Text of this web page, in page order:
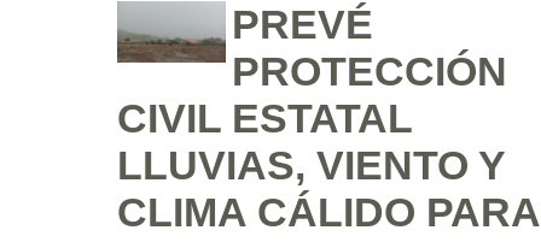
PREVÉ
PROTECCIÓN
CIVIL ESTATAL
LLUVIAS, VIENTO Y
CLIMA CÁLIDO PARA